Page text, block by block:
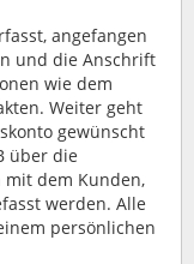
angefangen
und die Anschrift
wie dem
Weiter geht
gewünscht
über die
dem Kunden,
werden. Alle
persönlichen